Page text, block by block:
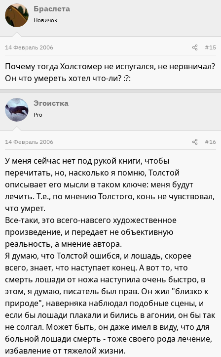
Браслета
Новичок
14 Февраль 2006 #15
Почему тогда Холстомер не испугался, не нервничал?
Он что умереть хотел что-ли? :?:
Эгоистка
Pro
14 Февраль 2006 #16
У меня сейчас нет под рукой книги, чтобы
перечитать, но, насколько я помню, Толстой
описывает его мысли в таком ключе: меня будут
лечить. Т.е., по мнению Толстого, конь не чувствовал,
что умрет.
Все-таки, это всего-навсего художественное
произведение, и передает не объективную
реальность, а мнение автора.
Я думаю, что Толстой ошибся, и лошадь, скорее
всего, знает, что наступает конец. А вот то, что
смерть лошади от ножа наступила очень быстро, в
этом, я думаю, писатель был прав. Он жил "близко к
природе", наверняка наблюдал подобные сцены, и
если бы лошади плакали и бились в агонии, он бы так
не солгал. Может быть, он даже имел в виду, что для
больной лошади смерть - тоже своего рода лечение,
избавление от тяжелой жизни.